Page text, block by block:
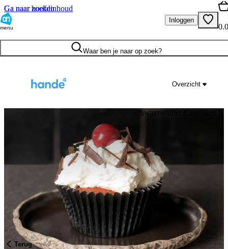
Ga naar hoofdinhoud
Ga naar zoeken
menu
Inloggen
Waar ben je naar op zoek?
Overzicht
Schwarzwalder-Cupcakes
Terug